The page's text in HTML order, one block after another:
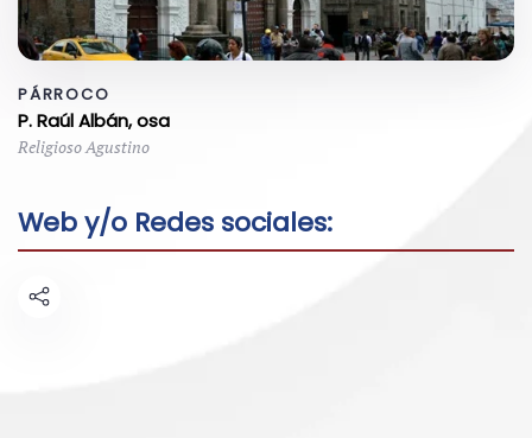
PÁRROCO
P. Raúl Albán, osa
Religioso Agustino
Web y/o Redes sociales: